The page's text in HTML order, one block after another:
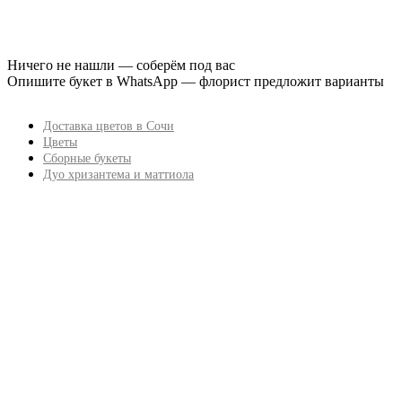
Ничего не нашли — соберём под вас
Опишите букет в WhatsApp — флорист предложит варианты
Доставка цветов в Сочи
Цветы
Сборные букеты
Дуо хризантема и маттиола